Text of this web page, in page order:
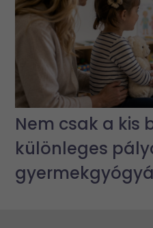
Nem csak a kis
különleges